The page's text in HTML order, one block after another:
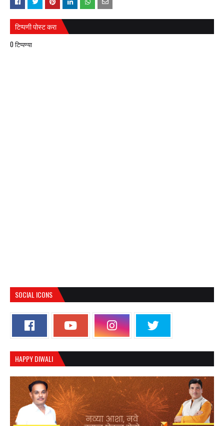
टिप्पणी पोस्ट करा
0 टिप्पण्या
SOCIAL ICONS
HAPPY DIWALI